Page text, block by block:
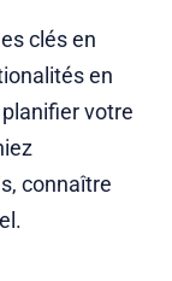
clés en
en
votre
connaître